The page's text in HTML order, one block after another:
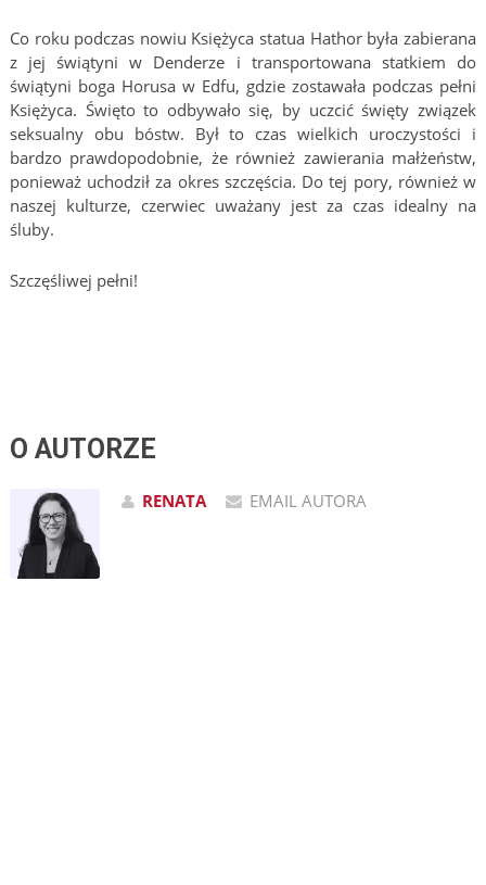
Co roku podczas nowiu Księżyca statua Hathor była zabierana
z jej świątyni w Denderze i transportowana statkiem do
świątyni boga Horusa w Edfu, gdzie zostawała podczas pełni
Księżyca. Święto to odbywało się, by uczcić święty związek
seksualny obu bóstw. Był to czas wielkich uroczystości i
bardzo prawdopodobnie, że również zawierania małżeństw,
ponieważ uchodził za okres szczęścia. Do tej pory, również w
naszej kulturze, czerwiec uważany jest za czas idealny na
śluby.
Szczęśliwej pełni!
O AUTORZE
RENATA EMAIL AUTORA